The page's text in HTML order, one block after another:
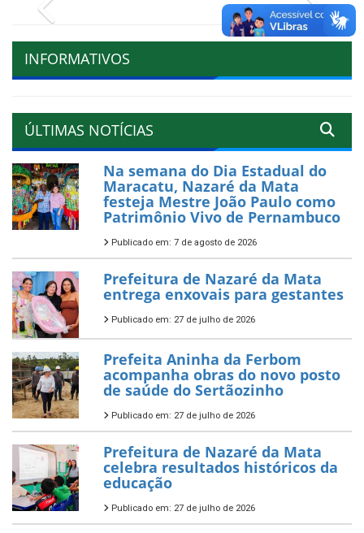
INFORMATIVOS
ÚLTIMAS NOTÍCIAS
Na semana do Dia Estadual do
Maracatu, Nazaré da Mata
festeja Mestre João Paulo como
Patrimônio Vivo de Pernambuco
Publicado em: 7 de agosto de 2026
Prefeitura de Nazaré da Mata
entrega enxovais para gestantes
Publicado em: 27 de julho de 2026
Prefeita Aninha da Ferbom
acompanha obras do novo posto
de saúde do Sertãozinho
Publicado em: 27 de julho de 2026
Prefeitura de Nazaré da Mata
celebra resultados históricos da
educação
Publicado em: 27 de julho de 2026